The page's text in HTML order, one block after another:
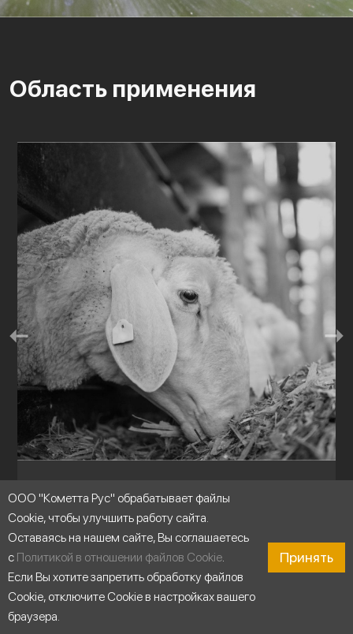
Область применения
Сельское хозяйство
ООО "Кометта Рус" обрабатывает файлы
Cookie, чтобы улучшить работу сайта.
Оставаясь на нашем сайте, Вы соглашаетесь
с Политикой в отношении файлов Cookie.
Если Вы хотите запретить обработку файлов
Cookie, отключите Cookie в настройках вашего
браузера.
Принять